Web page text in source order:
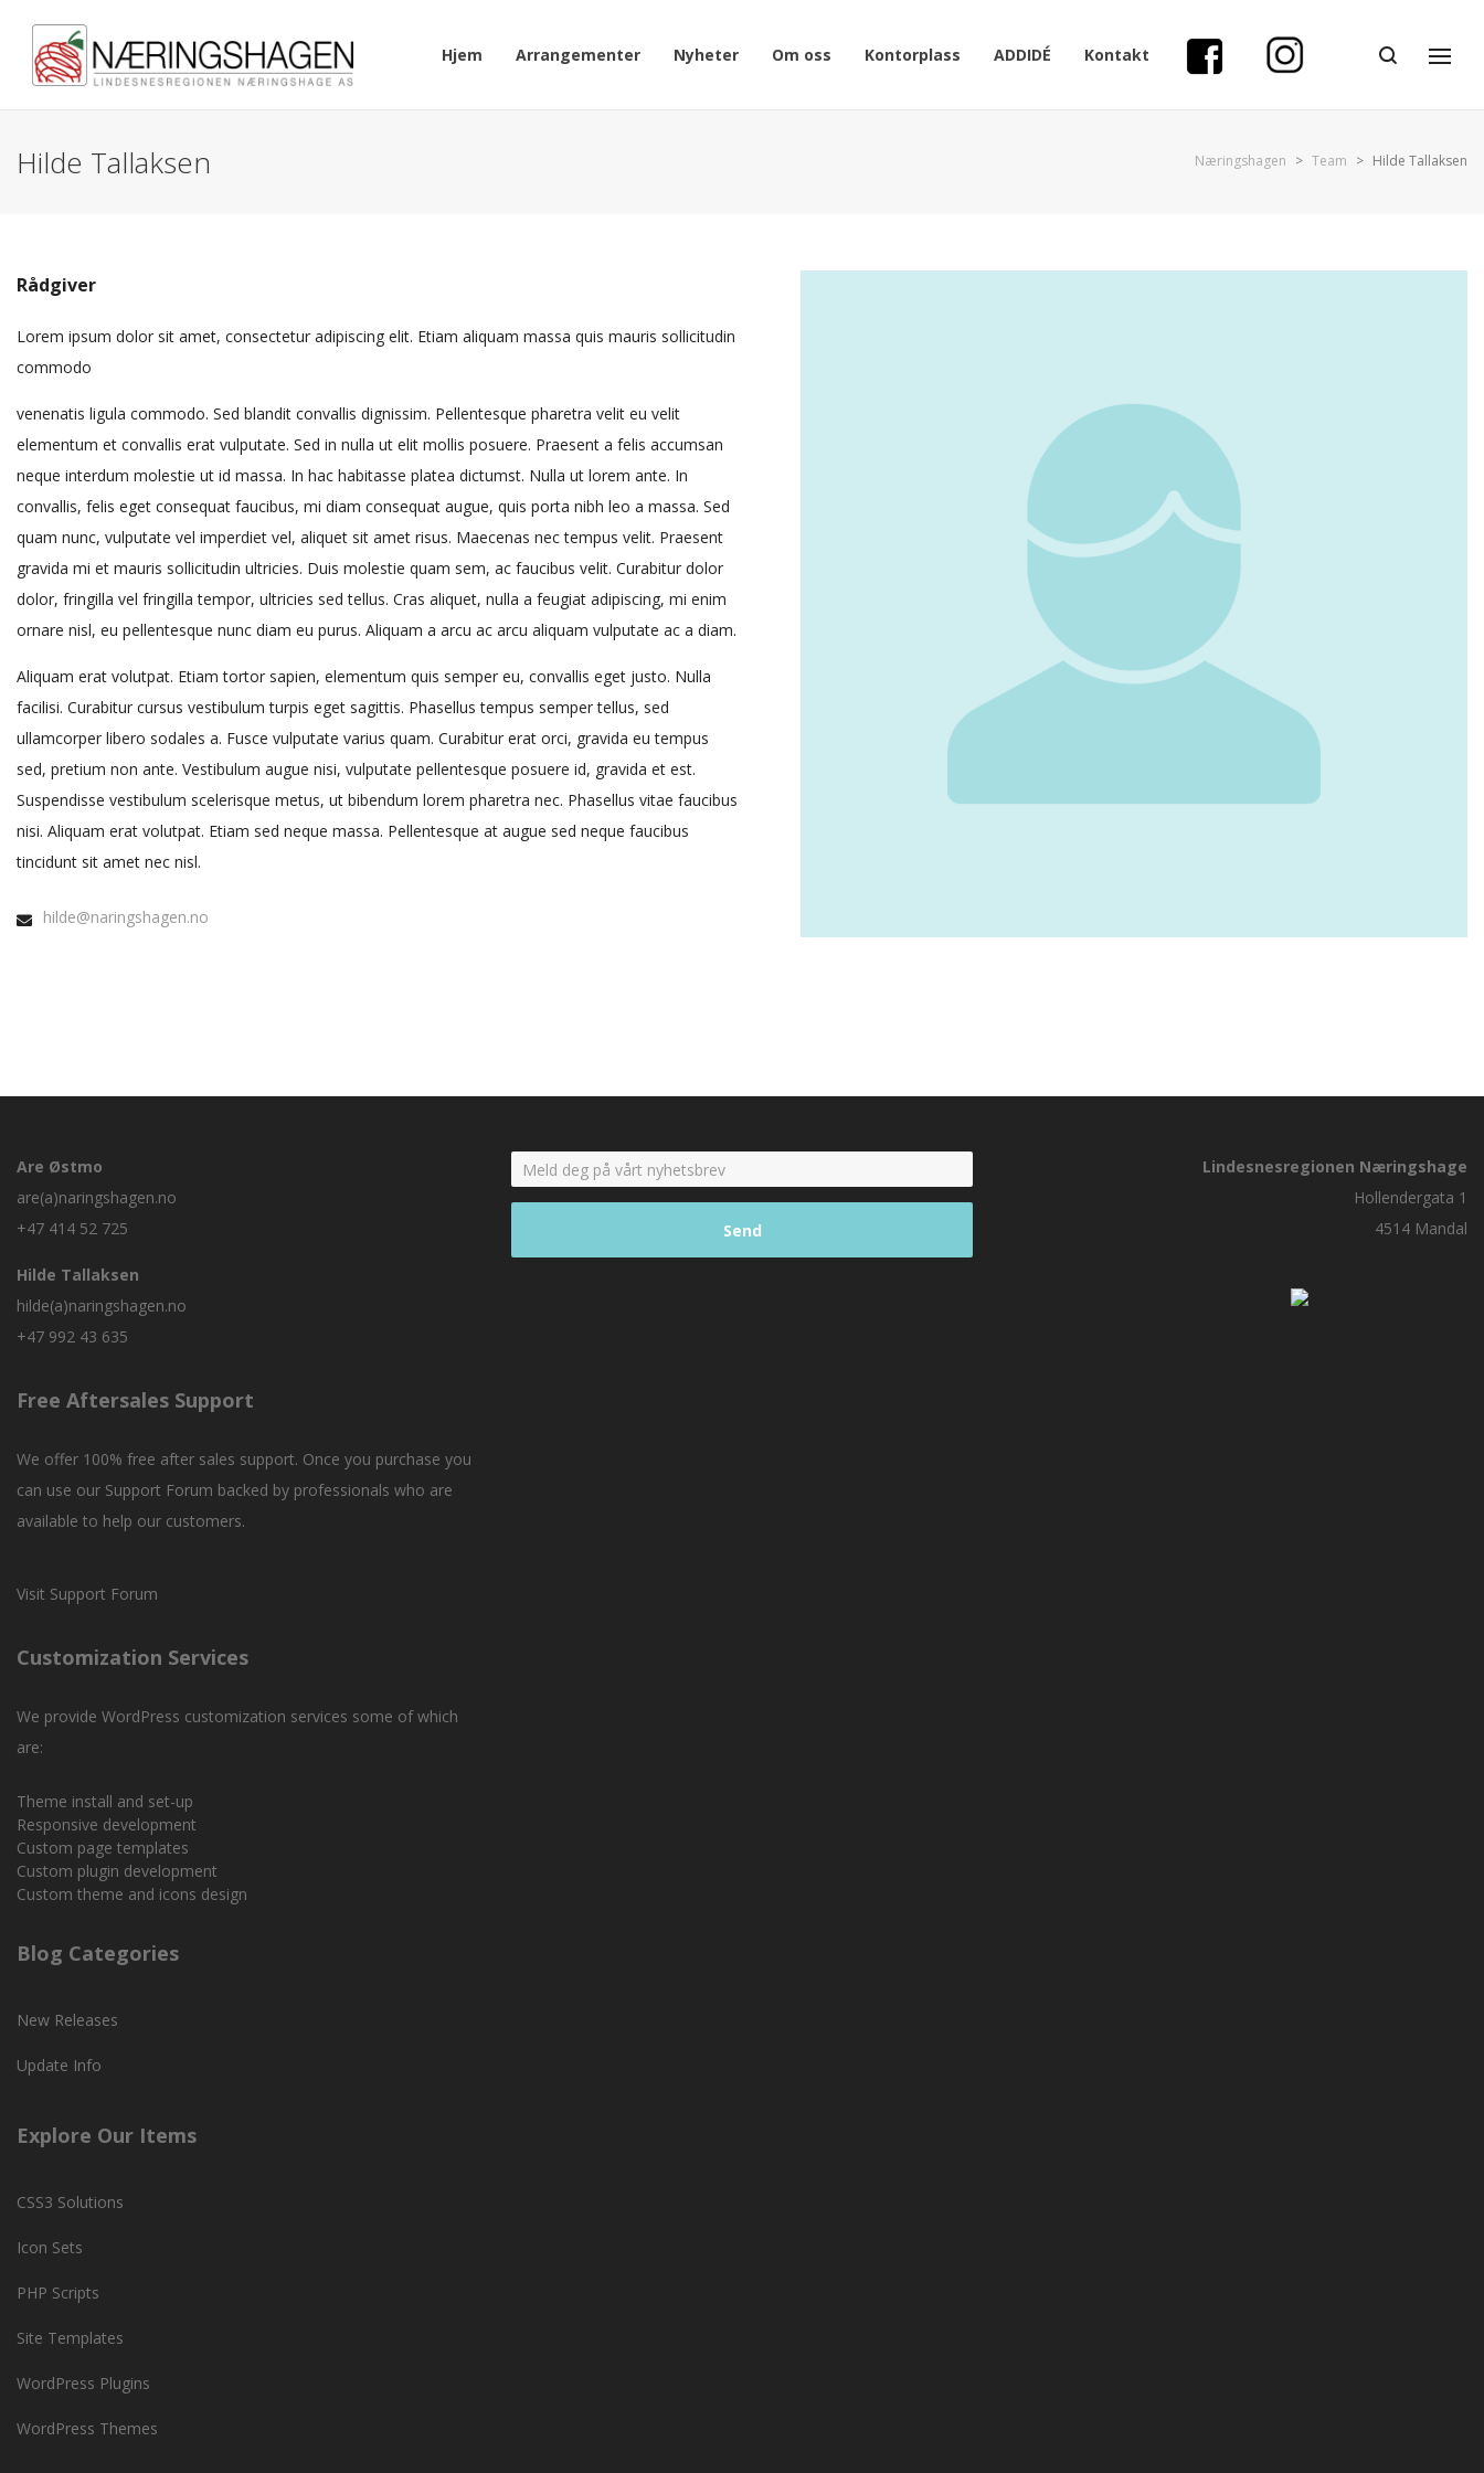
Hjem Arrangementer Nyheter Om oss Kontorplass ADDIDÉ Kontakt
Hilde Tallaksen Næringshagen > Team > Hilde Tallaksen
Rådgiver
Lorem ipsum dolor sit amet, consectetur adipiscing elit. Etiam aliquam massa quis mauris sollicitudin
commodo
venenatis ligula commodo. Sed blandit convallis dignissim. Pellentesque pharetra velit eu velit
elementum et convallis erat vulputate. Sed in nulla ut elit mollis posuere. Praesent a felis accumsan
neque interdum molestie ut id massa. In hac habitasse platea dictumst. Nulla ut lorem ante. In
convallis, felis eget consequat faucibus, mi diam consequat augue, quis porta nibh leo a massa. Sed
quam nunc, vulputate vel imperdiet vel, aliquet sit amet risus. Maecenas nec tempus velit. Praesent
gravida mi et mauris sollicitudin ultricies. Duis molestie quam sem, ac faucibus velit. Curabitur dolor
dolor, fringilla vel fringilla tempor, ultricies sed tellus. Cras aliquet, nulla a feugiat adipiscing, mi enim
ornare nisl, eu pellentesque nunc diam eu purus. Aliquam a arcu ac arcu aliquam vulputate ac a diam.
Aliquam erat volutpat. Etiam tortor sapien, elementum quis semper eu, convallis eget justo. Nulla
facilisi. Curabitur cursus vestibulum turpis eget sagittis. Phasellus tempus semper tellus, sed
ullamcorper libero sodales a. Fusce vulputate varius quam. Curabitur erat orci, gravida eu tempus
sed, pretium non ante. Vestibulum augue nisi, vulputate pellentesque posuere id, gravida et est.
Suspendisse vestibulum scelerisque metus, ut bibendum lorem pharetra nec. Phasellus vitae faucibus
nisi. Aliquam erat volutpat. Etiam sed neque massa. Pellentesque at augue sed neque faucibus
tincidunt sit amet nec nisl.
hilde@naringshagen.no
Are Østmo
are(a)naringshagen.no
+47 414 52 725
Hilde Tallaksen
hilde(a)naringshagen.no
+47 992 43 635
Free Aftersales Support
We offer 100% free after sales support. Once you purchase you
can use our Support Forum backed by professionals who are
available to help our customers.
Visit Support Forum
Customization Services
We provide WordPress customization services some of which
are:
Theme install and set-up
Responsive development
Custom page templates
Custom plugin development
Custom theme and icons design
Blog Categories
New Releases
Update Info
Explore Our Items
CSS3 Solutions
Icon Sets
PHP Scripts
Site Templates
WordPress Plugins
WordPress Themes
Lindesnesregionen Næringshage
Hollendergata 1
4514 Mandal